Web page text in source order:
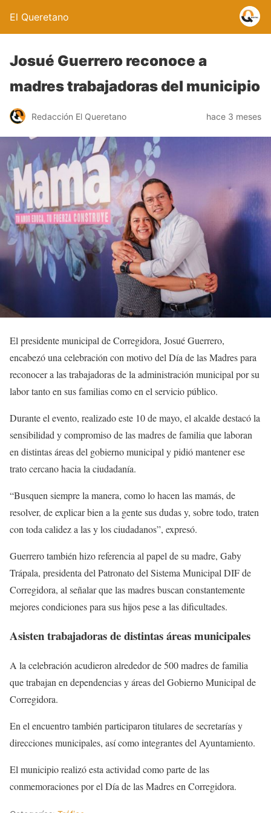
El Queretano
Josué Guerrero reconoce a
madres trabajadoras del municipio
Redacción El Queretano hace 3 meses
El presidente municipal de Corregidora, Josué Guerrero,
encabezó una celebración con motivo del Día de las Madres para
reconocer a las trabajadoras de la administración municipal por su
labor tanto en sus familias como en el servicio público.
Durante el evento, realizado este 10 de mayo, el alcalde destacó la
sensibilidad y compromiso de las madres de familia que laboran
en distintas áreas del gobierno municipal y pidió mantener ese
trato cercano hacia la ciudadanía.
“Busquen siempre la manera, como lo hacen las mamás, de
resolver, de explicar bien a la gente sus dudas y, sobre todo, traten
con toda calidez a las y los ciudadanos”, expresó.
Guerrero también hizo referencia al papel de su madre, Gaby
Trápala, presidenta del Patronato del Sistema Municipal DIF de
Corregidora, al señalar que las madres buscan constantemente
mejores condiciones para sus hijos pese a las dificultades.
Asisten trabajadoras de distintas áreas municipales
A la celebración acudieron alrededor de 500 madres de familia
que trabajan en dependencias y áreas del Gobierno Municipal de
Corregidora.
En el encuentro también participaron titulares de secretarías y
direcciones municipales, así como integrantes del Ayuntamiento.
El municipio realizó esta actividad como parte de las
conmemoraciones por el Día de las Madres en Corregidora.